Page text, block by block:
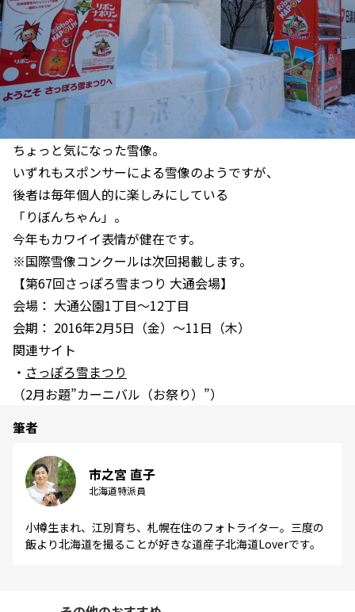
ちょっと気になった雪像。
いずれもスポンサーによる雪像のようですが、
後者は毎年個人的に楽しみにしている
「りぼんちゃん」。
今年もカワイイ表情が健在です。
※国際雪像コンクールは次回掲載します。
【第67回さっぽろ雪まつり 大通会場】
会場： 大通公園1丁目～12丁目
会期： 2016年2月5日（金）～11日（木）
関連サイト
・ さっぽろ雪まつり
（2月お題”カーニバル（お祭り）”）
筆者
市之宮 直子
北海道特派員
小樽生まれ、江別育ち、札幌在住のフォトライター。三度の
飯より北海道を撮ることが好きな道産子北海道Loverです。